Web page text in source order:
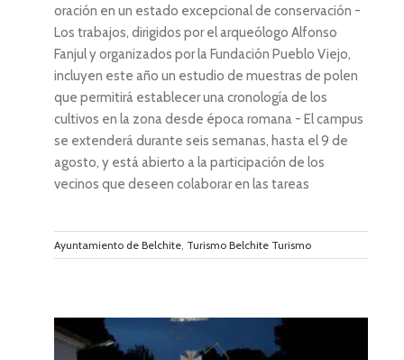
oración en un estado excepcional de conservación -
Los trabajos, dirigidos por el arqueólogo Alfonso
Fanjul y organizados por la Fundación Pueblo Viejo,
incluyen este año un estudio de muestras de polen
que permitirá establecer una cronología de los
cultivos en la zona desde época romana - El campus
se extenderá durante seis semanas, hasta el 9 de
agosto, y está abierto a la participación de los
vecinos que deseen colaborar en las tareas
Ayuntamiento de Belchite, Turismo Belchite Turismo